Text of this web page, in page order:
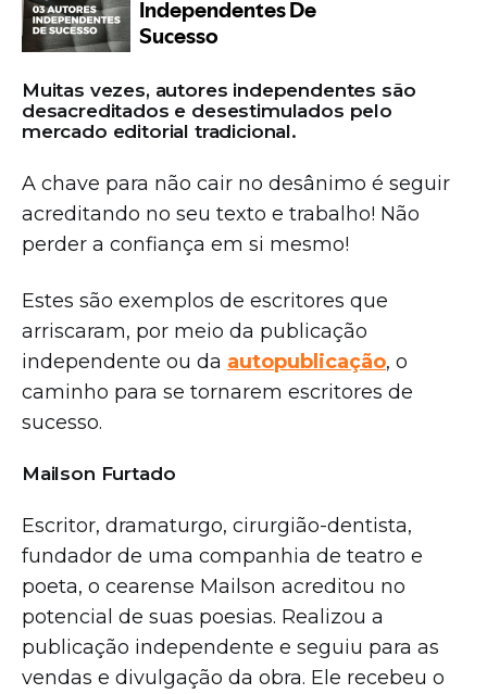
Muitas vezes, autores independentes são
desacreditados e desestimulados pelo
mercado editorial tradicional.
A chave para não cair no desânimo é seguir
acreditando no seu texto e trabalho! Não
perder a confiança em si mesmo!
Estes são exemplos de escritores que
arriscaram, por meio da publicação
independente ou da autopublicação, o
caminho para se tornarem escritores de
sucesso.
Mailson Furtado
Escritor, dramaturgo, cirurgião-dentista,
fundador de uma companhia de teatro e
poeta, o cearense Mailson acreditou no
potencial de suas poesias. Realizou a
publicação independente e seguiu para as
vendas e divulgação da obra. Ele recebeu o